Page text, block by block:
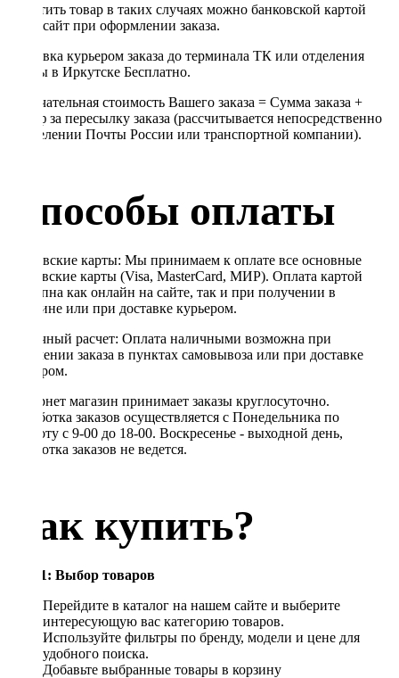
Оплатить товар в таких случаях можно банковской картой
через сайт при оформлении заказа.
Доставка курьером заказа до терминала ТК или отделения
Почты в Иркутске Бесплатно.
Окончательная стоимость Вашего заказа = Сумма заказа +
Тариф за пересылку заказа (рассчитывается непосредственно
в отделении Почты России или транспортной компании).
Способы оплаты
Банковские карты: Мы принимаем к оплате все основные
банковские карты (Visa, MasterCard, МИР). Оплата картой
доступна как онлайн на сайте, так и при получении в
магазине или при доставке курьером.
Наличный расчет: Оплата наличными возможна при
получении заказа в пунктах самовывоза или при доставке
курьером.
Интернет магазин принимает заказы круглосуточно.
Обработка заказов осуществляется с Понедельника по
Субботу с 9-00 до 18-00. Воскресенье - выходной день,
обработка заказов не ведется.
Как купить?
Шаг 1: Выбор товаров
Перейдите в каталог на нашем сайте и выберите
интересующую вас категорию товаров.
Используйте фильтры по бренду, модели и цене для
удобного поиска.
Добавьте выбранные товары в корзину